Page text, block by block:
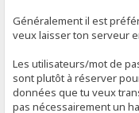
Généralement il est
veux laisser ton serveur
Les utilisateurs/mot de
sont plutôt à réserver
données que tu veux
pas nécessairement un